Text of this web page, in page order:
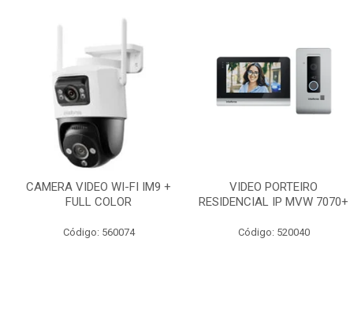
CAMERA VIDEO WI-FI IM9 +
FULL COLOR
Código: 560074
VIDEO PORTEIRO
RESIDENCIAL IP MVW 7070+
Código: 520040